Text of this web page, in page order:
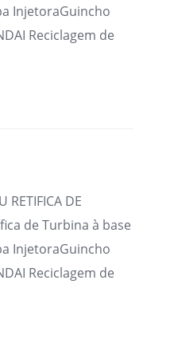
InjetoraGuincho
Reciclagem de
DE
de Turbina à base
InjetoraGuincho
Reciclagem de